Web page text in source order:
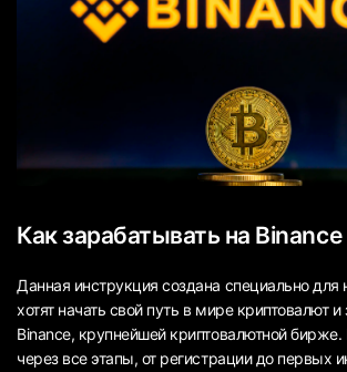
Как зарабатывать на Binance
Данная инструкция создана специально для
хотят начать свой путь в мире криптовалют и
Binance, крупнейшей криптовалютной
через все этапы, от регистрации до первых